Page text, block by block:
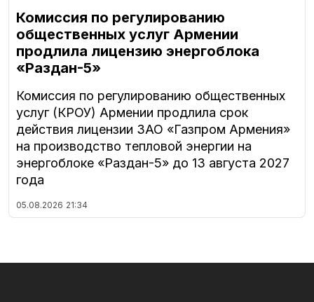
Комиссия по регулированию
общественных услуг Армении
продлила лицензию энергоблока
«Раздан-5»
Комиссия по регулированию общественных
услуг (КРОУ) Армении продлила срок
действия лицензии ЗАО «Газпром Армения»
на производство тепловой энергии на
энергоблоке «Раздан-5» до 13 августа 2027
года
05.08.2026 21:34